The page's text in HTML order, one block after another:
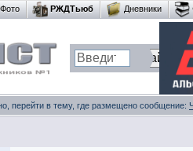
Фото РЖДТьюб Дневники
перейти в тему, где размещено сообщение: